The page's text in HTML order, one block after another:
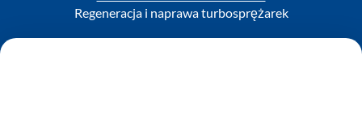
Regeneracja i naprawa turbosprężarek
AUTO SERWIS SULEWSCY